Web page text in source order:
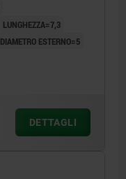
LUNGHEZZA=7,3
DIAMETRO ESTERNO=5
DETTAGLI